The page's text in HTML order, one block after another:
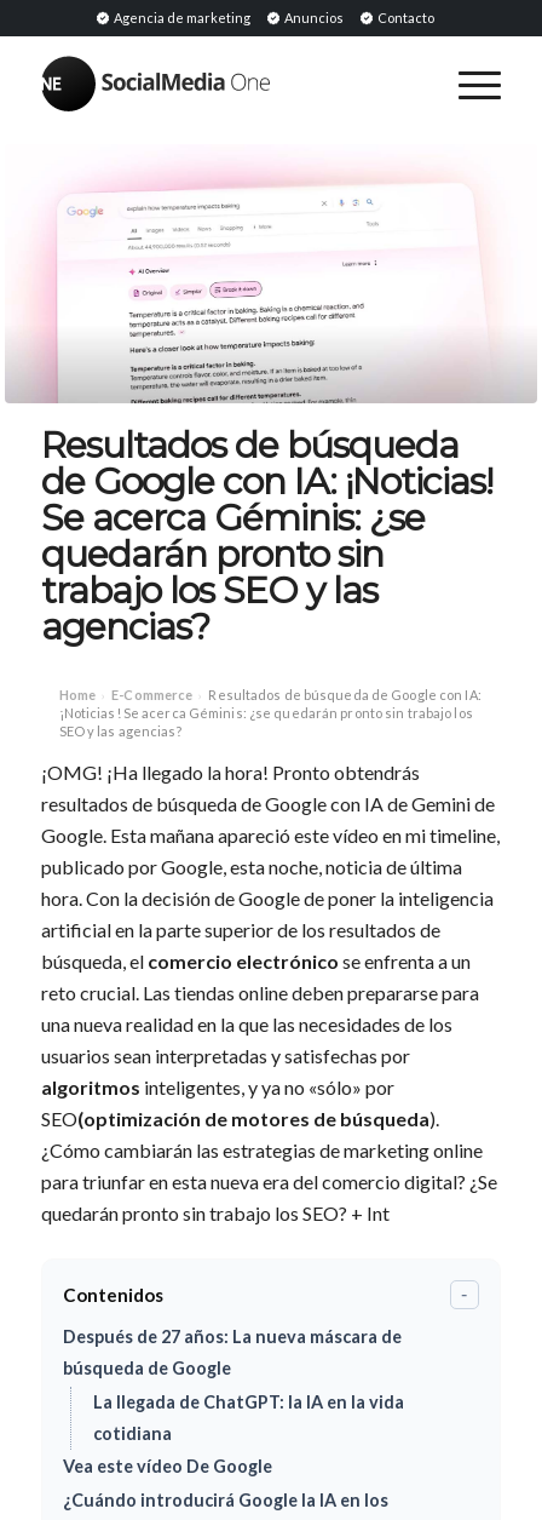
Agencia de marketing Anuncios Contacto
Resultados de búsqueda
de Google con IA: ¡Noticias!
Se acerca Géminis: ¿se
quedarán pronto sin
trabajo los SEO y las
agencias?
Home › E-Commerce › Resultados de búsqueda de Google con IA:
¡Noticias! Se acerca Géminis: ¿se quedarán pronto sin trabajo los
SEO y las agencias?
¡OMG! ¡Ha llegado la hora! Pronto obtendrás
resultados de búsqueda de Google con IA de Gemini de
Google. Esta mañana apareció este vídeo en mi timeline,
publicado por Google, esta noche, noticia de última
hora. Con la decisión de Google de poner la inteligencia
artificial en la parte superior de los resultados de
búsqueda, el comercio electrónico se enfrenta a un
reto crucial. Las tiendas online deben prepararse para
una nueva realidad en la que las necesidades de los
usuarios sean interpretadas y satisfechas por
algoritmos inteligentes, y ya no «sólo» por
SEO(optimización de motores de búsqueda).
¿Cómo cambiarán las estrategias de marketing online
para triunfar en esta nueva era del comercio digital? ¿Se
quedarán pronto sin trabajo los SEO? + Int
Contenidos -
Después de 27 años: La nueva máscara de
búsqueda de Google
La llegada de ChatGPT: la IA en la vida
cotidiana
Vea este vídeo De Google
¿Cuándo introducirá Google la IA en los